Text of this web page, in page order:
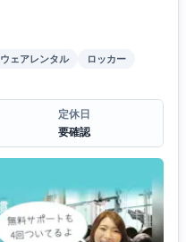
ウェアレンタル
ロッカー
定休日
要確認